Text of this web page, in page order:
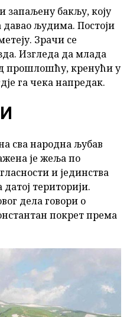
запаљену бакљу, коју
давао људима. Постоји
Зрачи се
Изгледа да млада
прошлошћу, кренући у
га чека напредак.
сва народна љубав
је жеља по
и јединства
територији.
дела говори о
покрет према